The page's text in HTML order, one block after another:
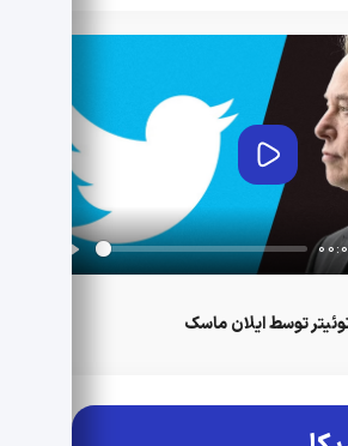
پخش
توسط ایلان ماسک